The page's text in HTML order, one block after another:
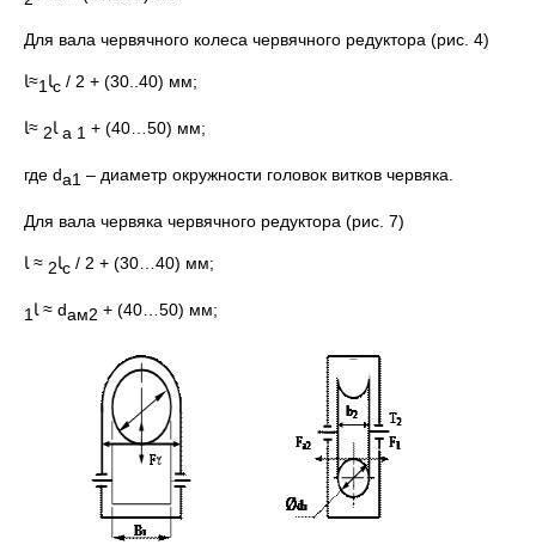
Для вала червячного колеса червячного редуктора (рис. 4)
ﺎ1≈ﺎ с / 2 + (30..40) мм;
ﺎ2 ≈ﺎа 1 + (40…50) мм;
где dа1 – диаметр окружности головок витков червяка.
Для вала червяка червячного редуктора (рис. 7)
ﺎ2 ≈ ﺎ с / 2 + (30…40) мм;
ﺎ1≈ dам2 + (40…50) мм;